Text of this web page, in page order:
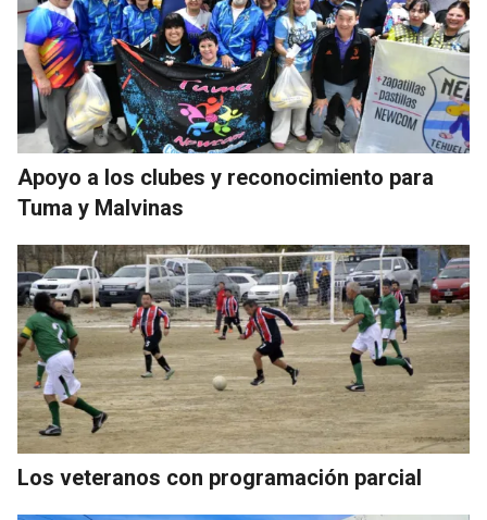
Apoyo a los clubes y reconocimiento para
Tuma y Malvinas
Los veteranos con programación parcial